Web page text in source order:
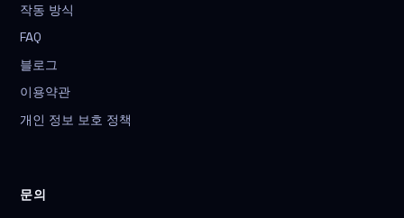
작동 방식
FAQ
블로그
이용약관
개인 정보 보호 정책
문의